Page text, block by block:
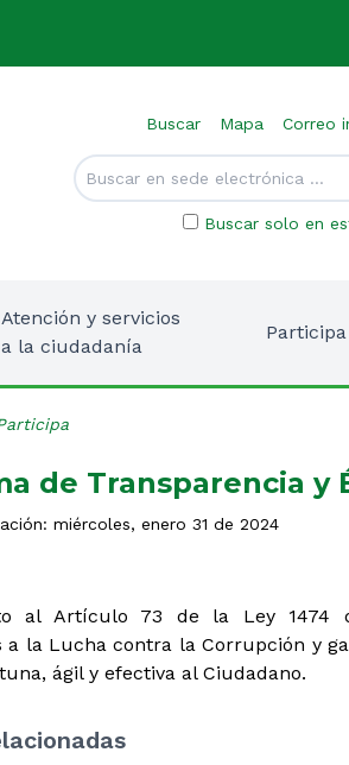
Buscar Mapa Correo
Buscar solo en
Atención y servicios
a la ciudadanía
Participa
de Transparencia y
miércoles, enero 31 de 2024
al Artículo 73 de la Ley 1474
a la Lucha contra la Corrupción y
ágil y efectiva al Ciudadano.